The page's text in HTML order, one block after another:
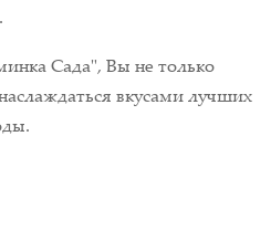
Сада", Вы не только
вкусами лучших